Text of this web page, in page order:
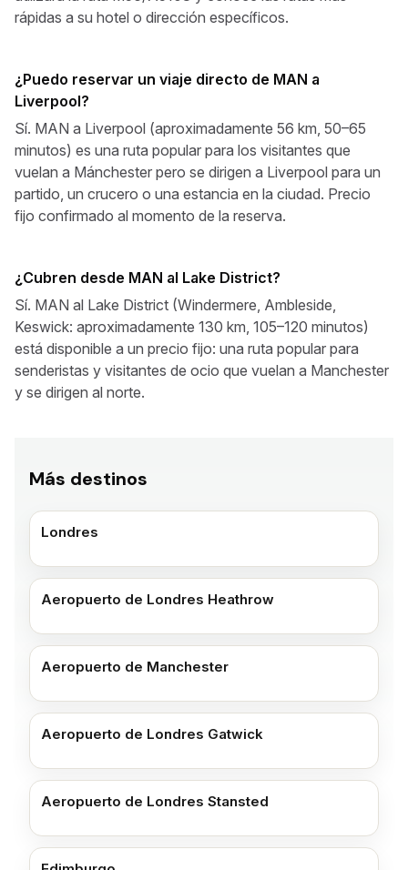
rápidas a su hotel o dirección específicos.
¿Puedo reservar un viaje directo de MAN a
Liverpool?
Sí. MAN a Liverpool (aproximadamente 56 km, 50–65
minutos) es una ruta popular para los visitantes que
vuelan a Mánchester pero se dirigen a Liverpool para un
partido, un crucero o una estancia en la ciudad. Precio
fijo confirmado al momento de la reserva.
¿Cubren desde MAN al Lake District?
Sí. MAN al Lake District (Windermere, Ambleside,
Keswick: aproximadamente 130 km, 105–120 minutos)
está disponible a un precio fijo: una ruta popular para
senderistas y visitantes de ocio que vuelan a Manchester
y se dirigen al norte.
Más destinos
Londres
Aeropuerto de Londres Heathrow
Aeropuerto de Manchester
Aeropuerto de Londres Gatwick
Aeropuerto de Londres Stansted